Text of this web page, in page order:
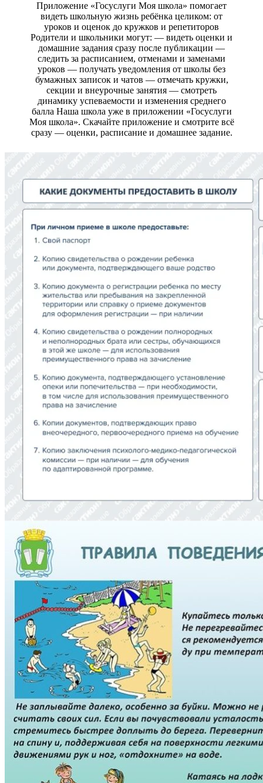
Приложение «Госуслуги Моя школа» помогает
видеть школьную жизнь ребёнка целиком: от
уроков и оценок до кружков и репетиторов
Родители и школьники могут: — видеть оценки и
домашние задания сразу после публикации —
следить за расписанием, отменами и заменами
уроков — получать уведомления от школы без
бумажных записок и чатов — отмечать кружки,
секции и внеурочные занятия — смотреть
динамику успеваемости и изменения среднего
балла Наша школа уже в приложении «Госуслуги
Моя школа». Скачайте приложение и смотрите всё
сразу — оценки, расписание и домашнее задание.